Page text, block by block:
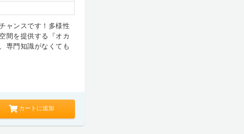
ャンスです！多様性
間を提供する『オカ
専門知識がなくても
カートに追加